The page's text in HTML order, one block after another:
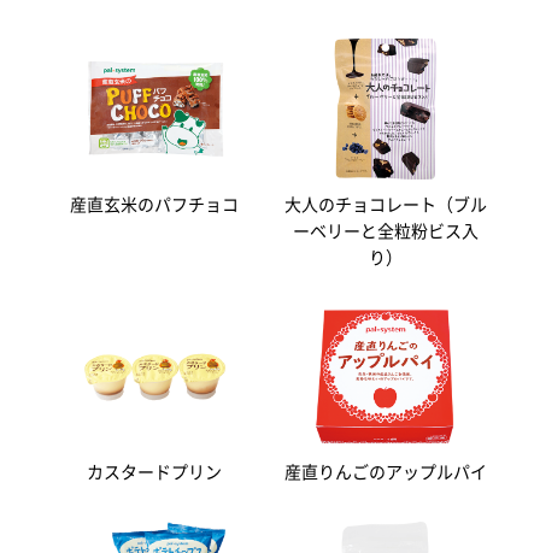
産直玄米のパフチョコ
大人のチョコレート（ブル
ーベリーと全粒粉ビス入
り）
カスタードプリン 産直りんごのアップルパイ